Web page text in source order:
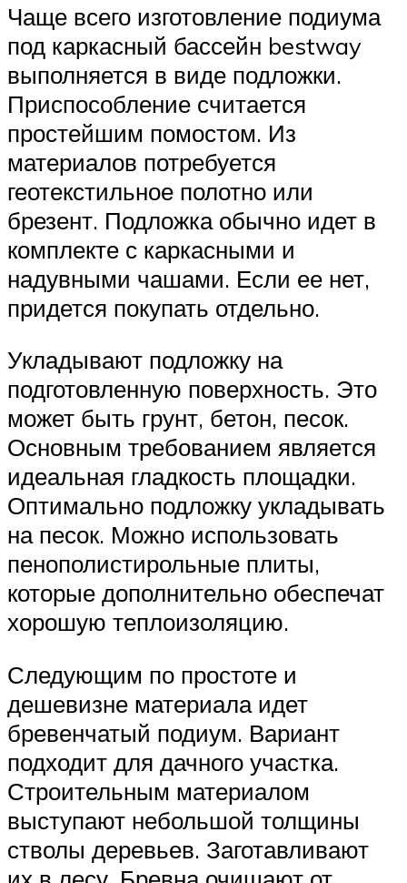
Чаще всего изготовление подиума
под каркасный бассейн bestway
выполняется в виде подложки.
Приспособление считается
простейшим помостом. Из
материалов потребуется
геотекстильное полотно или
брезент. Подложка обычно идет в
комплекте с каркасными и
надувными чашами. Если ее нет,
придется покупать отдельно.
Укладывают подложку на
подготовленную поверхность. Это
может быть грунт, бетон, песок.
Основным требованием является
идеальная гладкость площадки.
Оптимально подложку укладывать
на песок. Можно использовать
пенополистирольные плиты,
которые дополнительно обеспечат
хорошую теплоизоляцию.
Следующим по простоте и
дешевизне материала идет
бревенчатый подиум. Вариант
подходит для дачного участка.
Строительным материалом
выступают небольшой толщины
стволы деревьев. Заготавливают